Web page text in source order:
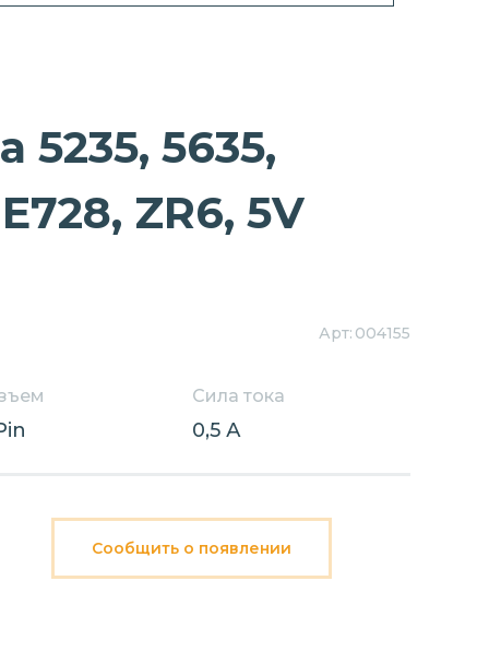
5235, 5635,
ZR6, 5V
Арт: 004155
Сила тока
0,5 А
Сообщить о появлении